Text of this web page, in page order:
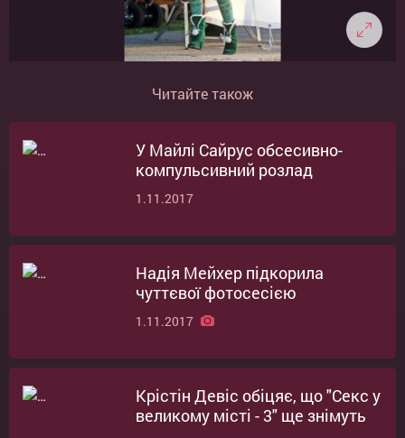
Читайте також
У Майлі Сайрус обсесивно-
компульсивний розлад
1.11.2017
Надія Мейхер підкорила
чуттєвої фотосесією
1.11.2017
Крістін Девіс обіцяє, що "Секс у
великому місті - 3" ще знімуть